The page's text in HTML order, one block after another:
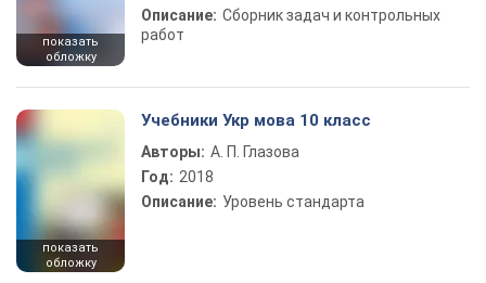
показать
обложку
Описание: Сборник задач и контрольных
работ
показать
обложку
Учебники Укр мова 10 класс
Авторы: А. П. Глазова
Год: 2018
Описание: Уровень стандарта